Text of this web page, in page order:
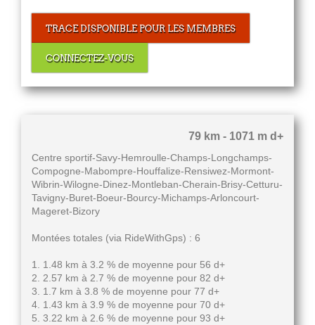
TRACE DISPONIBLE POUR LES MEMBRES
CONNECTEZ-VOUS
79 km - 1071 m d+
Centre sportif-Savy-Hemroulle-Champs-Longchamps-
Compogne-Mabompre-Houffalize-Rensiwez-Mormont-
Wibrin-Wilogne-Dinez-Montleban-Cherain-Brisy-Cetturu-
Tavigny-Buret-Boeur-Bourcy-Michamps-Arloncourt-
Mageret-Bizory
Montées totales (via RideWithGps) : 6
1. 1.48 km à 3.2 % de moyenne pour 56 d+
2. 2.57 km à 2.7 % de moyenne pour 82 d+
3. 1.7 km à 3.8 % de moyenne pour 77 d+
4. 1.43 km à 3.9 % de moyenne pour 70 d+
5. 3.22 km à 2.6 % de moyenne pour 93 d+